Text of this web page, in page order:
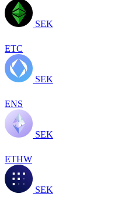
SEK
ETC
SEK
ENS
SEK
ETHW
SEK